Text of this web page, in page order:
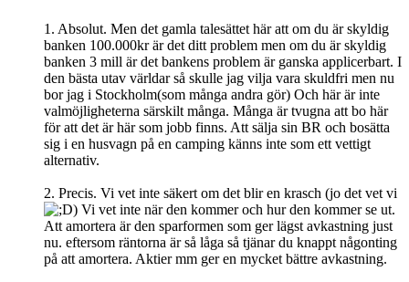
1. Absolut. Men det gamla talesättet här att om du är skyldig
banken 100.000kr är det ditt problem men om du är skyldig
banken 3 mill är det bankens problem är ganska applicerbart. I
den bästa utav världar så skulle jag vilja vara skuldfri men nu
bor jag i Stockholm(som många andra gör) Och här är inte
valmöjligheterna särskilt många. Många är tvugna att bo här
för att det är här som jobb finns. Att sälja sin BR och bosätta
sig i en husvagn på en camping känns inte som ett vettigt
alternativ.
2. Precis. Vi vet inte säkert om det blir en krasch (jo det vet vi
) Vi vet inte när den kommer och hur den kommer se ut.
Att amortera är den sparformen som ger lägst avkastning just
nu. eftersom räntorna är så låga så tjänar du knappt någonting
på att amortera. Aktier mm ger en mycket bättre avkastning.